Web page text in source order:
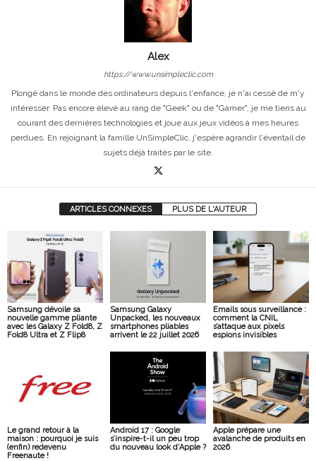
Alex
https://www.unsimpleclic.com
Plongé dans le monde des ordinateurs depuis l'enfance, je n'ai cessé de m'y
intéresser. Pas encore élevé au rang de "Geek" ou de "Gamer", je me tiens au
courant des dernières technologies et joue aux jeux vidéos à mes heures
perdues. En rejoignant la famille UnSimpleClic, j'espère agrandir l'éventail de
sujets déjà traités par le site.
ARTICLES CONNEXES PLUS DE L'AUTEUR
Samsung dévoile sa
nouvelle gamme pliante
avec les Galaxy Z Fold8, Z
Fold8 Ultra et Z Flip8
Samsung Galaxy
Unpacked, les nouveaux
smartphones pliables
arrivent le 22 juillet 2026
Emails sous surveillance :
comment la CNIL
s’attaque aux pixels
espions invisibles
Le grand retour à la
maison : pourquoi je suis
(enfin) redevenu
Freenaute !
Android 17 : Google
s’inspire-t-il un peu trop
du nouveau look d’Apple ?
Apple prépare une
avalanche de produits en
2026